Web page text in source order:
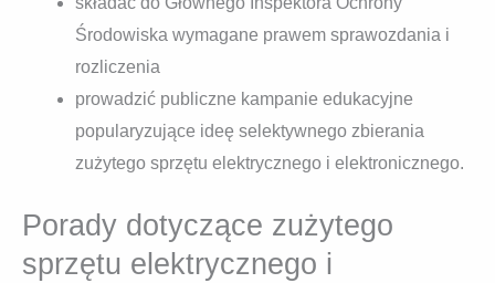
Środowiska wymagane prawem sprawozdania i
rozliczenia
prowadzić publiczne kampanie edukacyjne
popularyzujące ideę selektywnego zbierania
zużytego sprzętu elektrycznego i elektronicznego.
Porady dotyczące zużytego
sprzętu elektrycznego i